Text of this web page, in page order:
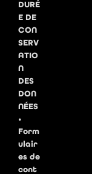
DURÉ
E DE
CON
SERV
ATIO
N
DES
DON
NÉES
•
Form
ulair
es de
cont